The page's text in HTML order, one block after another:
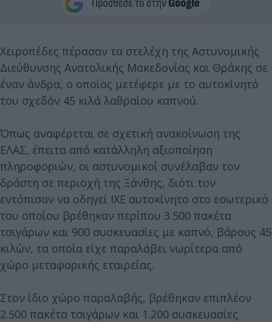
Χειροπέδες πέρασαν τα στελέχη της Αστυνομικής
Διεύθυνσης Ανατολικής Μακεδονίας και Θράκης σε
έναν άνδρα, ο οποίος μετέφερε με το αυτοκίνητό
του σχεδόν 45 κιλά λαθραίου καπνού.
Όπως αναφέρεται σε σχετική ανακοίνωση της
ΕΛΑΣ, έπειτα από κατάλληλη αξιοποίηση
πληροφοριών, οι αστυνομικοί συνέλαβαν τον
δράστη σε περιοχή της Ξάνθης, διότι τον
εντόπισαν να οδηγεί ΙΧΕ αυτοκίνητο στο εσωτερικό
του οποίου βρέθηκαν περίπου 3.500 πακέτα
τσιγάρων και 900 συσκευασίες με καπνό, βάρους 45
κιλών, τα οποία είχε παραλάβει νωρίτερα από
χώρο μεταφορικής εταιρείας.
Στον ίδιο χώρο παραλαβής, βρέθηκαν επιπλέον
2.500 πακέτα τσιγάρων και 1.200 συσκευασίες